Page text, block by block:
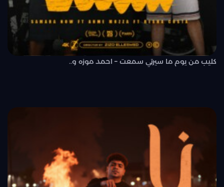
كليب من يوم ما سيرتي سمعت – احمد موزه و..